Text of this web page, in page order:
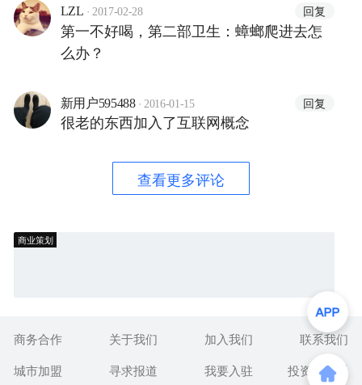
LZL · 2017-02-28 回复
第一不好喝，第二部卫生：蟑螂爬进去怎
么办？
新用户595488 · 2016-01-15 回复
很老的东西加入了互联网概念
查看更多评论
商业策划
商务合作 关于我们 加入我们
联系我们
城市加盟
寻求报道 我要入驻 投资者关系